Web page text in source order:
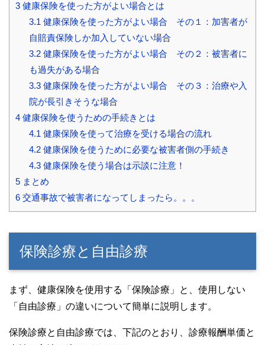
3 健康保険を使った方がよい場合とは
3.1 健康保険を使った方がよい場合 その１：加害者が
自賠責保険しか加入していない場合
3.2健康保険を使った方がよい場合 その２：被害者に
も過失がある場合
3.3健康保険を使った方がよい場合 その３：治療や入
院が長引きそうな場合
4 健康保険を使うための手続きとは
4.1 健康保険を使って治療を受ける場合の流れ
4.2健康保険を使うために必要な被害者側の手続き
4.3健康保険を使う場合は示談に注意！
5 まとめ
6 交通事故で被害者になってしまったら。。。
保険診療と自由診療
まず、健康保険を使用する「保険診療」と、使用しない
「自由診療」の違いについて簡単に説明します。
保険診療と自由診療では、下記のとおり、診療報酬単価と